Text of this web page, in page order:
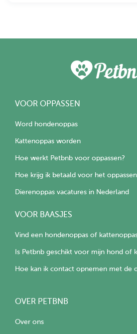
VOOR OPPASSEN
Word hondenoppas
Kattenoppas worden
Hoe werkt Petbnb voor oppassen?
Hoe krijg ik betaald voor het
Dierenoppas vacatures in Nederland
VOOR BAASJES
Vind een hondenoppas of
Is Petbnb geschikt voor mijn hond of
Hoe kan ik contact opnemen met de
OVER PETBNB
Over ons